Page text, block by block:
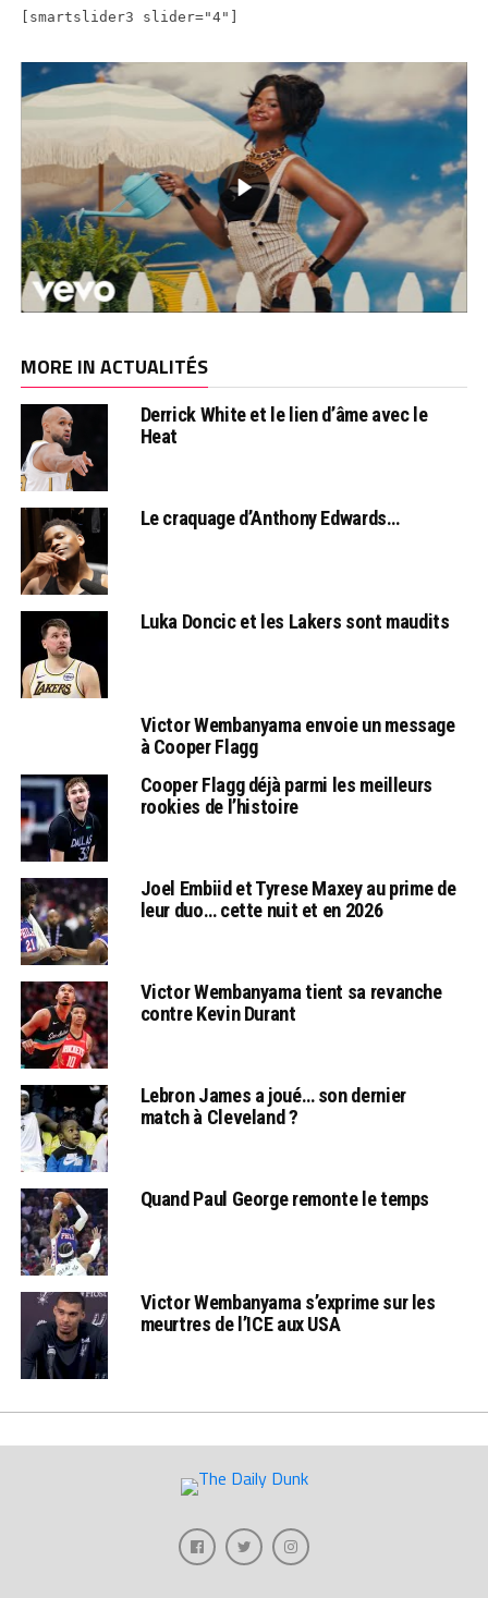
[smartslider3 slider="4"]
MORE IN ACTUALITÉS
Derrick White et le lien d’âme avec le
Heat
Le craquage d’Anthony Edwards…
Luka Doncic et les Lakers sont maudits
Victor Wembanyama envoie un message
à Cooper Flagg
Cooper Flagg déjà parmi les meilleurs
rookies de l’histoire
Joel Embiid et Tyrese Maxey au prime de
leur duo… cette nuit et en 2026
Victor Wembanyama tient sa revanche
contre Kevin Durant
Lebron James a joué… son dernier
match à Cleveland ?
Quand Paul George remonte le temps
Victor Wembanyama s’exprime sur les
meurtres de l’ICE aux USA